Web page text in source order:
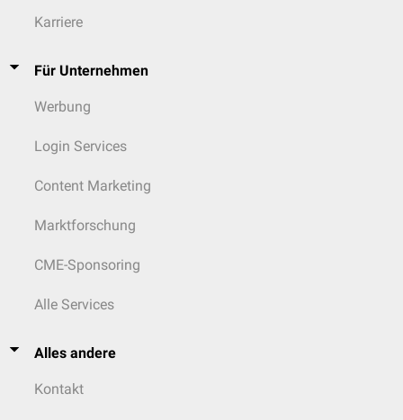
Karriere
Für Unternehmen
Werbung
Login Services
Content Marketing
Marktforschung
CME-Sponsoring
Alle Services
Alles andere
Kontakt